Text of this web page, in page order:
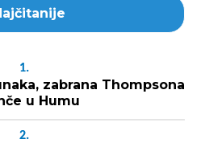
1.
zabrana Thompsona
u Humu
2.